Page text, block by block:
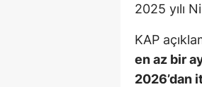
2025 yılı
KAP
en az bir
2026’dan